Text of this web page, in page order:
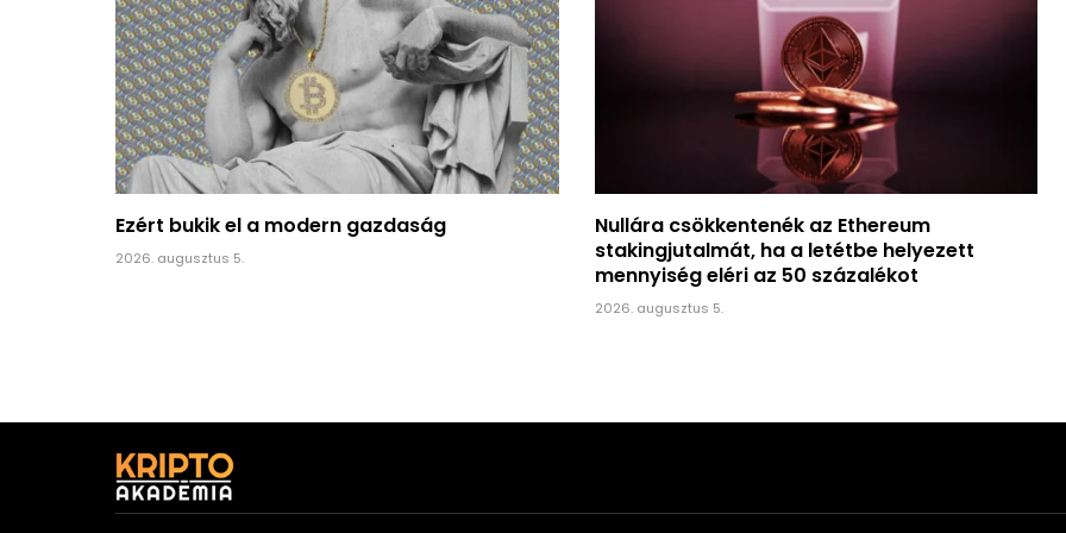
Ezért bukik el a modern gazdaság
2026. augusztus 5.
Nullára csökkentenék az Ethereum
stakingjutalmát, ha a letétbe helyezett
mennyiség eléri az 50 százalékot
2026. augusztus 5.